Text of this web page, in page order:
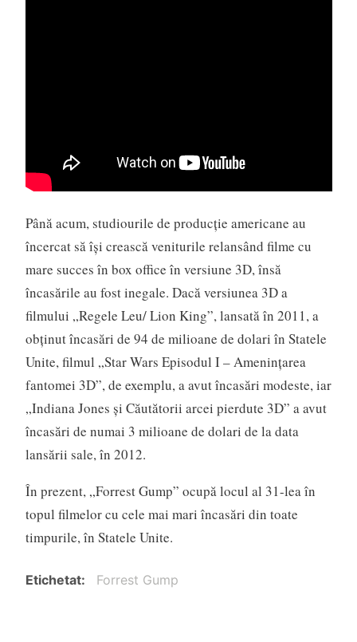
Până acum, studiourile de producţie americane au
încercat să îşi crească veniturile relansând filme cu
mare succes în box office în versiune 3D, însă
încasările au fost inegale. Dacă versiunea 3D a
filmului „Regele Leu/ Lion King”, lansată în 2011, a
obţinut încasări de 94 de milioane de dolari în Statele
Unite, filmul „Star Wars Episodul I – Ameninţarea
fantomei 3D”, de exemplu, a avut încasări modeste, iar
„Indiana Jones şi Căutătorii arcei pierdute 3D” a avut
încasări de numai 3 milioane de dolari de la data
lansării sale, în 2012.
În prezent, „Forrest Gump” ocupă locul al 31-lea în
topul filmelor cu cele mai mari încasări din toate
timpurile, în Statele Unite.
Etichetat Forrest Gump